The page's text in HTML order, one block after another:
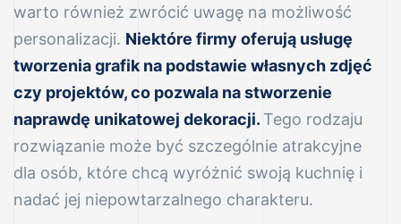
warto również zwrócić uwagę na możliwość
personalizacji. Niektóre firmy oferują usługę
tworzenia grafik na podstawie własnych zdjęć
czy projektów, co pozwala na stworzenie
naprawdę unikatowej dekoracji. Tego rodzaju
rozwiązanie może być szczególnie atrakcyjne
dla osób, które chcą wyróżnić swoją kuchnię i
nadać jej niepowtarzalnego charakteru.